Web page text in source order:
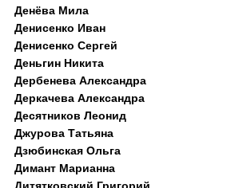
Денёва Мила
Денисенко Иван
Денисенко Сергей
Деньгин Никита
Дербенева Александра
Деркачева Александра
Десятников Леонид
Джурова Татьяна
Дзюбинская Ольга
Димант Марианна